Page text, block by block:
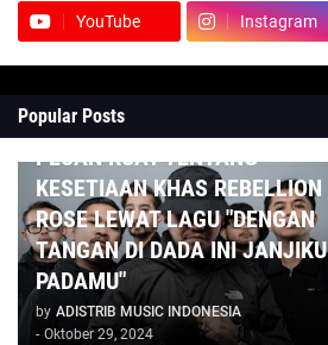
YouTube Instagram
Popular Posts
INDONESIA
PESAN KUAT TENTANG
KESETIAAN KHAS REBELLION
ROSE LEWAT LAGU "DENGAN
TANGAN DI DADA INI JANJIKU
PADAMU"
by ADISTRIB MUSIC INDONESIA
- Oktober 29, 2024